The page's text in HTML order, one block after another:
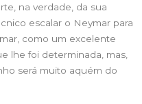
na verdade, da sua
escalar o Neymar para
como um excelente
lhe foi determinada, mas,
será muito aquém do